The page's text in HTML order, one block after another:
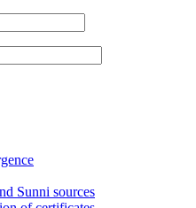
Sunni sources